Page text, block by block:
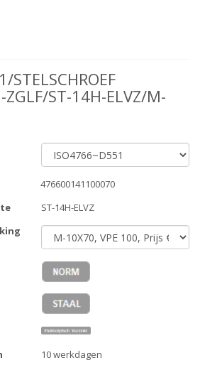
STELSCHROEF
ZGLF/ST-14H-ELVZ/M-
476600141100070
ST-14H-ELVZ
10 werkdagen